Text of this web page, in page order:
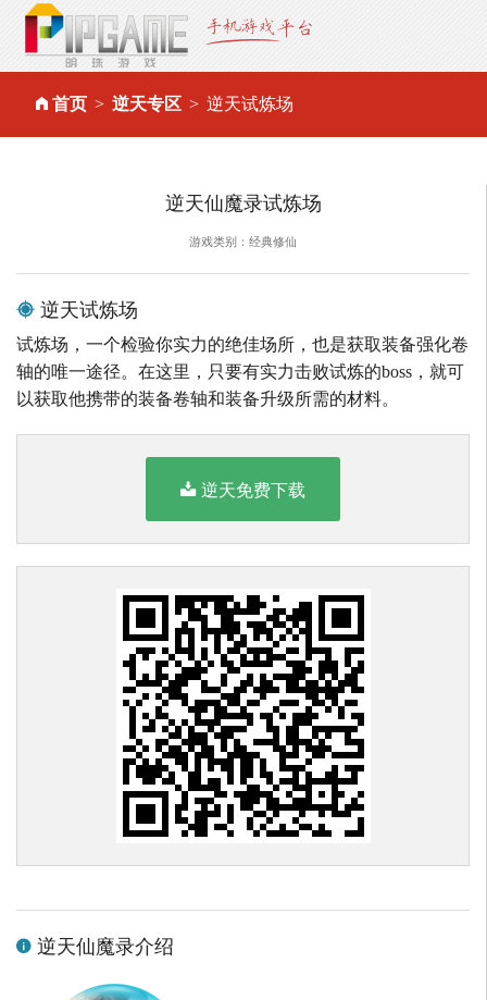
首页 逆天专区 逆天试炼场
逆天仙魔录试炼场
游戏类别：经典修仙
逆天试炼场
试炼场，一个检验你实力的绝佳场所，也是获取装备强化卷
轴的唯一途径。在这里，只要有实力击败试炼的boss，就可
以获取他携带的装备卷轴和装备升级所需的材料。
逆天免费下载
逆天仙魔录介绍